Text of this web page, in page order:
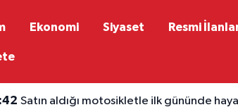
Ekonomi Siyaset Resmi
Satın aldığı motosikletle ilk gününde